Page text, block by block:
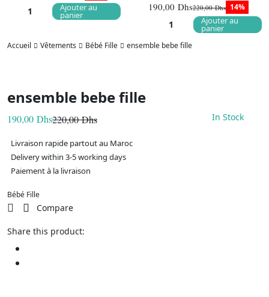
prix
initial
prix
actuel
Ajouter au
panier
220,00Dhs
Le
prix
initial
190,00 Dhs
Le
prix
actuel
14%
Ajouter au
panier
Accueil Vêtements Bébé Fille ensemble bebe fille
ensemble bebe fille
220,00Dhs
Le
initial
était :
220,00 Dhs.
190,00 Dhs
Le
actuel
est :
190,00 Dhs.
In Stock
Livraison rapide partout au Maroc
Delivery within 3-5 working days
Paiement à la livraison
Bébé Fille
Compare
Share this product: